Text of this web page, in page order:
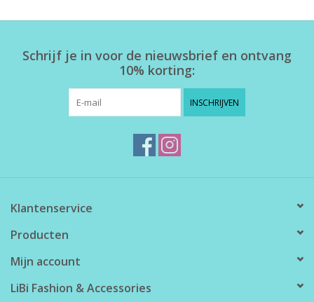
Home deco
SALE
Schrijf je in voor de nieuwsbrief en ontvang
10% korting:
INSCHRIJVEN
Klantenservice
Producten
Mijn account
LiBi Fashion & Accessories